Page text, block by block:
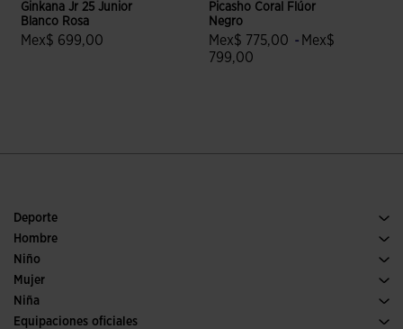
Ginkana Jr 25 Junior
Blanco Rosa
Mex$ 699,00
5 sobre 5 de valoración de clientes
Picasho Coral Flúor
Negro
Mex$ 775,00 - Mex$
799,00
Deporte
Running
Fútbol
Pádel
Tenis
Trail running
Hombre
Calzado Hombre
Deporte
Niño
Ver todo ropa niño
Mujer
Calzado Mujer
Deporte
Niña
Ver todo ropa niña
Equipaciones oficiales